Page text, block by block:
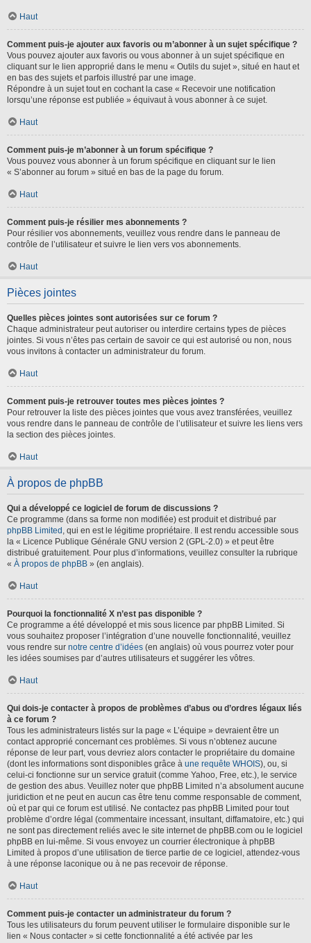
Haut
Comment puis-je ajouter aux favoris ou m’abonner à un sujet spécifique ?
Vous pouvez ajouter aux favoris ou vous abonner à un sujet spécifique en
cliquant sur le lien approprié dans le menu « Outils du sujet », situé en haut et
en bas des sujets et parfois illustré par une image.
Répondre à un sujet tout en cochant la case « Recevoir une notification
lorsqu’une réponse est publiée » équivaut à vous abonner à ce sujet.
Haut
Comment puis-je m’abonner à un forum spécifique ?
Vous pouvez vous abonner à un forum spécifique en cliquant sur le lien
« S’abonner au forum » situé en bas de la page du forum.
Haut
Comment puis-je résilier mes abonnements ?
Pour résilier vos abonnements, veuillez vous rendre dans le panneau de
contrôle de l’utilisateur et suivre le lien vers vos abonnements.
Haut
Pièces jointes
Quelles pièces jointes sont autorisées sur ce forum ?
Chaque administrateur peut autoriser ou interdire certains types de pièces
jointes. Si vous n’êtes pas certain de savoir ce qui est autorisé ou non, nous
vous invitons à contacter un administrateur du forum.
Haut
Comment puis-je retrouver toutes mes pièces jointes ?
Pour retrouver la liste des pièces jointes que vous avez transférées, veuillez
vous rendre dans le panneau de contrôle de l’utilisateur et suivre les liens vers
la section des pièces jointes.
Haut
À propos de phpBB
Qui a développé ce logiciel de forum de discussions ?
Ce programme (dans sa forme non modifiée) est produit et distribué par
phpBB Limited , qui en est le légitime propriétaire. Il est rendu accessible sous
la « Licence Publique Générale GNU version 2 (GPL-2.0) » et peut être
distribué gratuitement. Pour plus d’informations, veuillez consulter la rubrique
« À propos de phpBB » (en anglais).
Haut
Pourquoi la fonctionnalité X n’est pas disponible ?
Ce programme a été développé et mis sous licence par phpBB Limited. Si
vous souhaitez proposer l’intégration d’une nouvelle fonctionnalité, veuillez
vous rendre sur notre centre d’idées (en anglais) où vous pourrez voter pour
les idées soumises par d’autres utilisateurs et suggérer les vôtres.
Haut
Qui dois-je contacter à propos de problèmes d’abus ou d’ordres légaux liés
à ce forum ?
Tous les administrateurs listés sur la page « L’équipe » devraient être un
contact approprié concernant ces problèmes. Si vous n’obtenez aucune
réponse de leur part, vous devriez alors contacter le propriétaire du domaine
(dont les informations sont disponibles grâce à une requête WHOIS), ou, si
celui-ci fonctionne sur un service gratuit (comme Yahoo, Free, etc.), le service
de gestion des abus. Veuillez noter que phpBB Limited n’a absolument aucune
juridiction et ne peut en aucun cas être tenu comme responsable de comment,
où et par qui ce forum est utilisé. Ne contactez pas phpBB Limited pour tout
problème d’ordre légal (commentaire incessant, insultant, diffamatoire, etc.) qui
ne sont pas directement reliés avec le site internet de phpBB.com ou le logiciel
phpBB en lui-même. Si vous envoyez un courrier électronique à phpBB
Limited à propos d’une utilisation de tierce partie de ce logiciel, attendez-vous
à une réponse laconique ou à ne pas recevoir de réponse.
Haut
Comment puis-je contacter un administrateur du forum ?
Tous les utilisateurs du forum peuvent utiliser le formulaire disponible sur le
lien « Nous contacter » si cette fonctionnalité a été activée par les